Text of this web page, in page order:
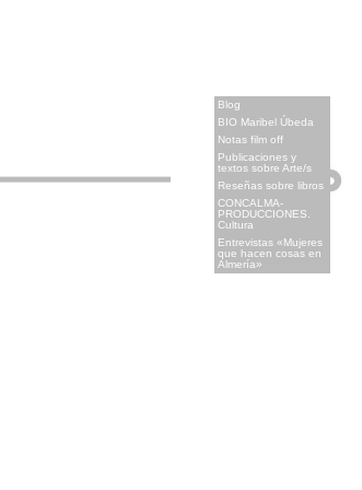
Blog
BIO Maribel Úbeda
Notas film off
Publicaciones y
textos sobre Arte/s
Reseñas sobre libros
CONCALMA-
PRODUCCIONES.
Cultura
Entrevistas «Mujeres
que hacen cosas en
Almería»